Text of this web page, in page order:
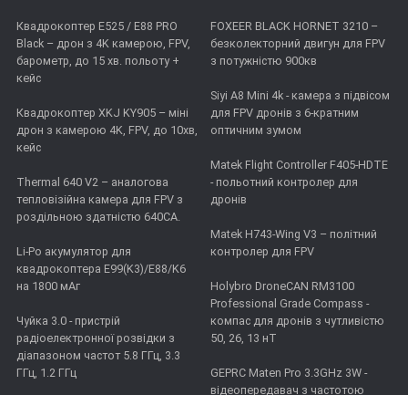
Квадрокоптер E525 / E88 PRO
Black – дрон з 4K камерою, FPV,
барометр, до 15 хв. польоту +
кейс
Квадрокоптер XKJ KY905 – міні
дрон з камерою 4K, FPV, до 10хв,
кейс
Thermal 640 V2 – аналогова
тепловізійна камера для FPV з
роздільною здатністю 640CA.
Li-Po акумулятор для
квадрокоптера E99(K3)/E88/K6
на 1800 мАг
Чуйка 3.0 - пристрій
радіоелектронної розвідки з
діапазоном частот 5.8 ГГц, 3.3
ГГц, 1.2 ГГц
FOXEER BLACK HORNET 3210 –
безколекторний двигун для FPV
з потужністю 900кв
Siyi A8 Mini 4k - камера з підвісом
для FPV дронів з 6-кратним
оптичним зумом
Matek Flight Controller F405-HDTE
- польотний контролер для
дронів
Matek H743-Wing V3 – політний
контролер для FPV
Holybro DroneCAN RM3100
Professional Grade Compass -
компас для дронів з чутливістю
50, 26, 13 нТ
GEPRC Maten Pro 3.3GHz 3W -
відеопередавач з частотою